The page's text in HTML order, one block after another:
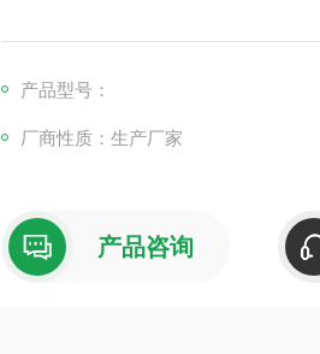
产品型号：
厂商性质：生产厂家
产品咨询